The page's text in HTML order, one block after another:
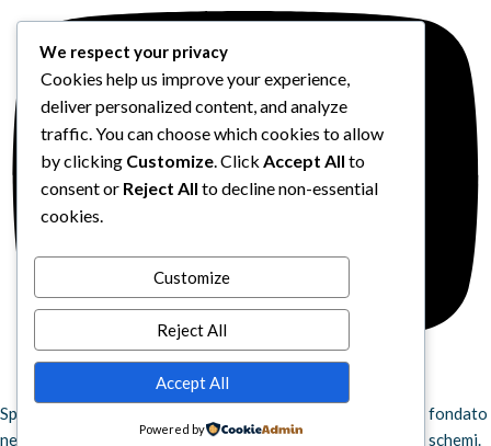
Space Otter Publishing è uno studio creativo indipendente fondato
nel 2022 che realizza giochi da tavolo e fumetti fuori dagli schemi.
We respect your privacy
Cookies help us improve your experience,
deliver personalized content, and analyze
traffic. You can choose which cookies to allow
by clicking Customize. Click Accept All to
consent or Reject All to decline non-essential
cookies.
Customize
Reject All
Accept All
Powered by